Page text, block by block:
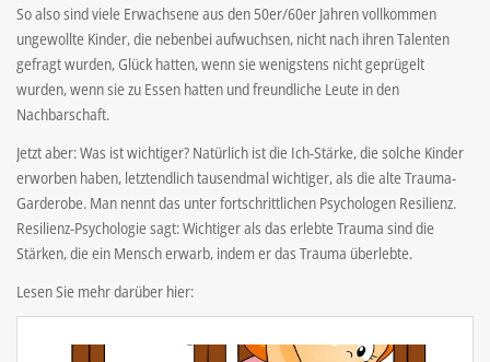
So also sind viele Erwachsene aus den 50er/60er Jahren vollkommen
ungewollte Kinder, die nebenbei aufwuchsen, nicht nach ihren Talenten
gefragt wurden, Glück hatten, wenn sie wenigstens nicht geprügelt
wurden, wenn sie zu Essen hatten und freundliche Leute in den
Nachbarschaft.
Jetzt aber: Was ist wichtiger? Natürlich ist die Ich-Stärke, die solche Kinder
erworben haben, letztendlich tausendmal wichtiger, als die alte Trauma-
Garderobe. Man nennt das unter fortschrittlichen Psychologen Resilienz.
Resilienz-Psychologie sagt: Wichtiger als das erlebte Trauma sind die
Stärken, die ein Mensch erwarb, indem er das Trauma überlebte.
Lesen Sie mehr darüber hier: